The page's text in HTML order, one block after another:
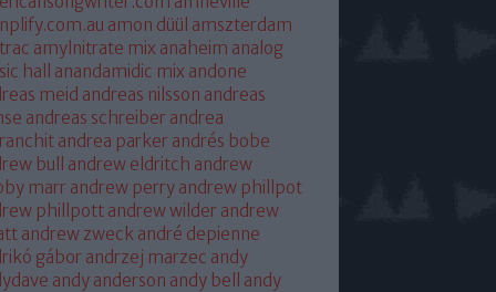
amon düül amszterdam
amylnitrate mix anaheim analog
hall
anandamidic mix andone
meid andreas nilsson andreas
andreas schreiber andrea
andrea parker andrés bobe
bull
andrew eldritch andrew
marr andrew perry andrew phillpot
phillpott andrew wilder andrew
andrew zweck andré depienne
gábor andrzej marzec andy
andy anderson andy bell
andy